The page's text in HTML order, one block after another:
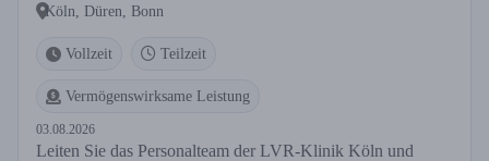
Köln, Düren, Bonn
Vollzeit Teilzeit
Vermögenswirksame Leistung
03.08.2026
Leiten Sie das Personalteam der LVR-Klinik Köln und